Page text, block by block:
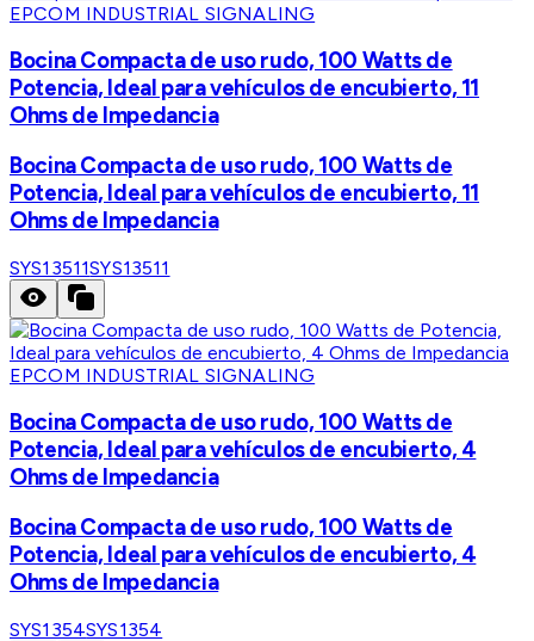
EPCOM INDUSTRIAL SIGNALING
Bocina Compacta de uso rudo, 100 Watts de
Potencia, Ideal para vehículos de encubierto, 11
Ohms de Impedancia
Bocina Compacta de uso rudo, 100 Watts de
Potencia, Ideal para vehículos de encubierto, 11
Ohms de Impedancia
SYS13511SYS13511
EPCOM INDUSTRIAL SIGNALING
Bocina Compacta de uso rudo, 100 Watts de
Potencia, Ideal para vehículos de encubierto, 4
Ohms de Impedancia
Bocina Compacta de uso rudo, 100 Watts de
Potencia, Ideal para vehículos de encubierto, 4
Ohms de Impedancia
SYS1354SYS1354